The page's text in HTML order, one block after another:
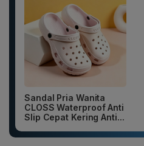
Sandal Pria Wanita
CLOSS Waterproof Anti
Slip Cepat Kering Anti...